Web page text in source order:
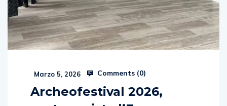
Archeofestival 2026,
protagonista l’Ecomuseo